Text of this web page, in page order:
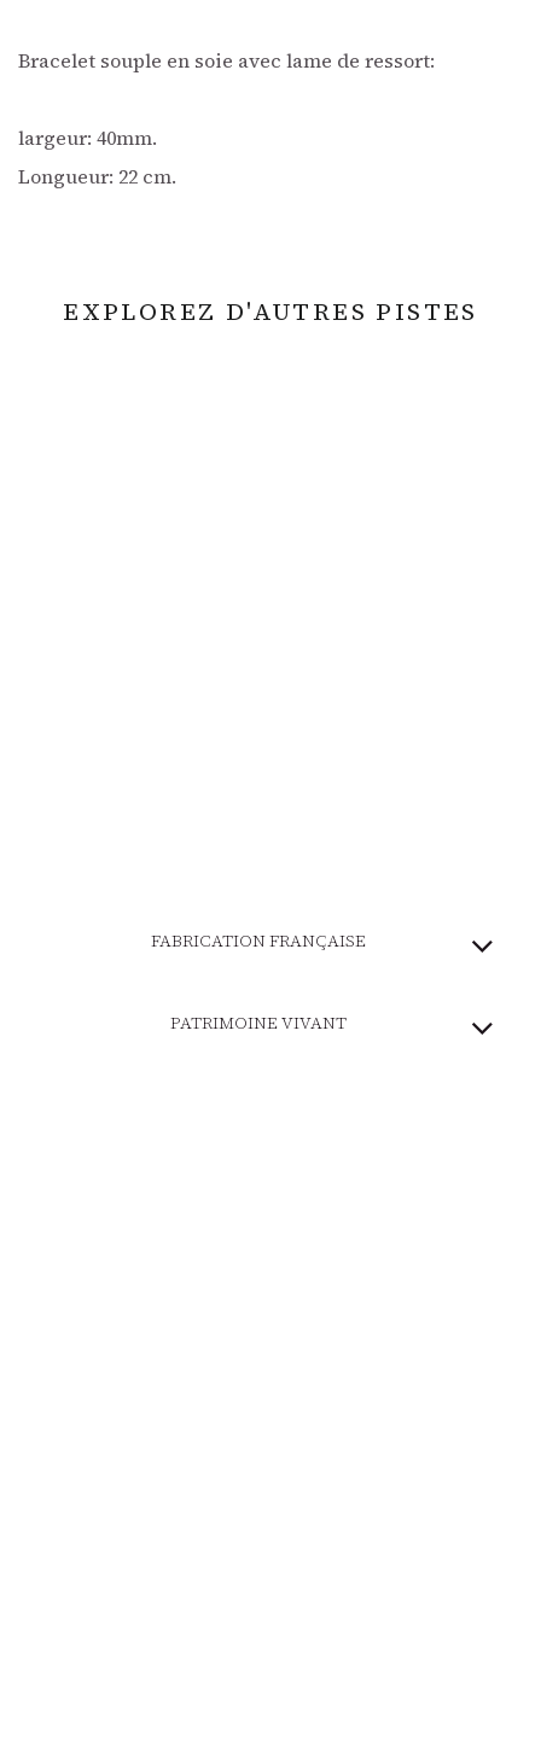
Bracelet souple en soie avec lame de ressort:
largeur: 40mm.
Longueur: 22 cm.
EXPLOREZ D'AUTRES PISTES
FABRICATION FRANÇAISE
PATRIMOINE VIVANT